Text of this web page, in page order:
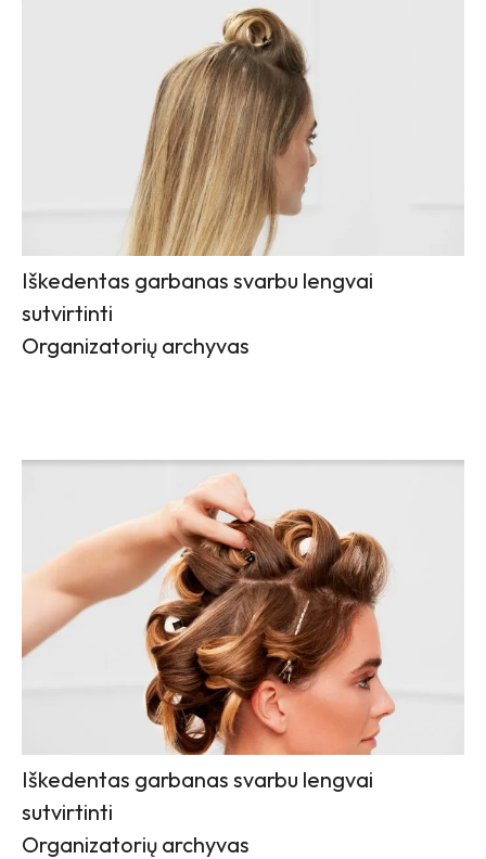
Iškedentas garbanas svarbu lengvai
sutvirtinti
Organizatorių archyvas
Iškedentas garbanas svarbu lengvai
sutvirtinti
Organizatorių archyvas